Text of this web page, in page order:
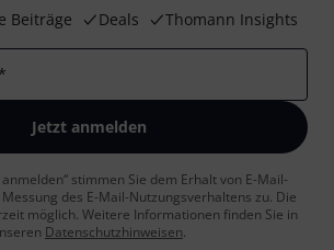
Beiträge
Deals Thomann Insights
*
Jetzt anmelden
anmelden“ stimmen Sie dem Erhalt von E-Mail-
des E-Mail-Nutzungsverhaltens zu. Die
möglich. Weitere Informationen finden Sie in
Datenschutzhinweisen.